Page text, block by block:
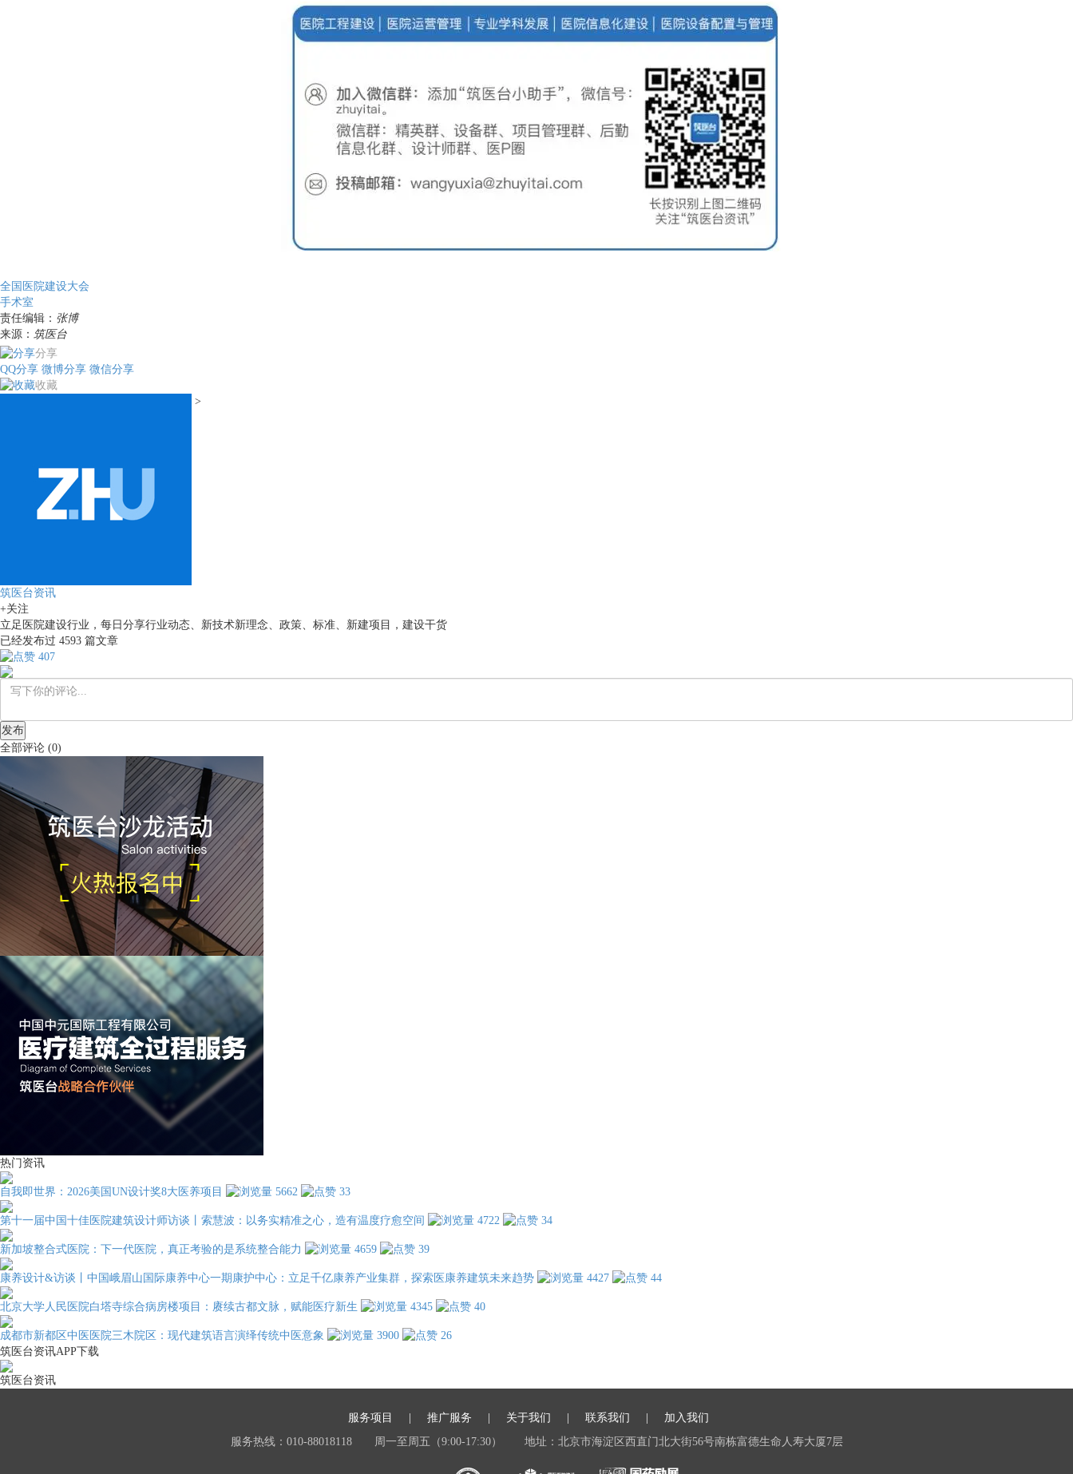
全国医院建设大会
手术室
责任编辑： 张博
来源： 筑医台
分享
QQ分享 微博分享 微信分享
收藏
>
筑医台资讯
+关注
立足医院建设行业，每日分享行业动态、新技术新理念、政策、标准、新建项目，建设干货
已经发布过 4593 篇文章
407
发布
全部评论 (0)
热门资讯
自我即世界：2026美国UN设计奖8大医养项目 5662 33
第十一届中国十佳医院建筑设计师访谈丨索慧波：以务实精准之心，造有温度疗愈空间 4722 34
新加坡整合式医院：下一代医院，真正考验的是系统整合能力 4659 39
康养设计&访谈丨中国峨眉山国际康养中心一期康护中心：立足千亿康养产业集群，探索医康养建筑未来趋势 4427 44
北京大学人民医院白塔寺综合病房楼项目：赓续古都文脉，赋能医疗新生 4345 40
成都市新都区中医医院三木院区：现代建筑语言演绎传统中医意象 3900
26
筑医台资讯APP下载
筑医台资讯
服务项目 推广服务 关于我们 联系我们
加入我们
服务热线：010-88018118
周一至周五（9:00-17:30） 地址：北京市海淀区西直门北大街56号南栋富德生命人寿大厦7层